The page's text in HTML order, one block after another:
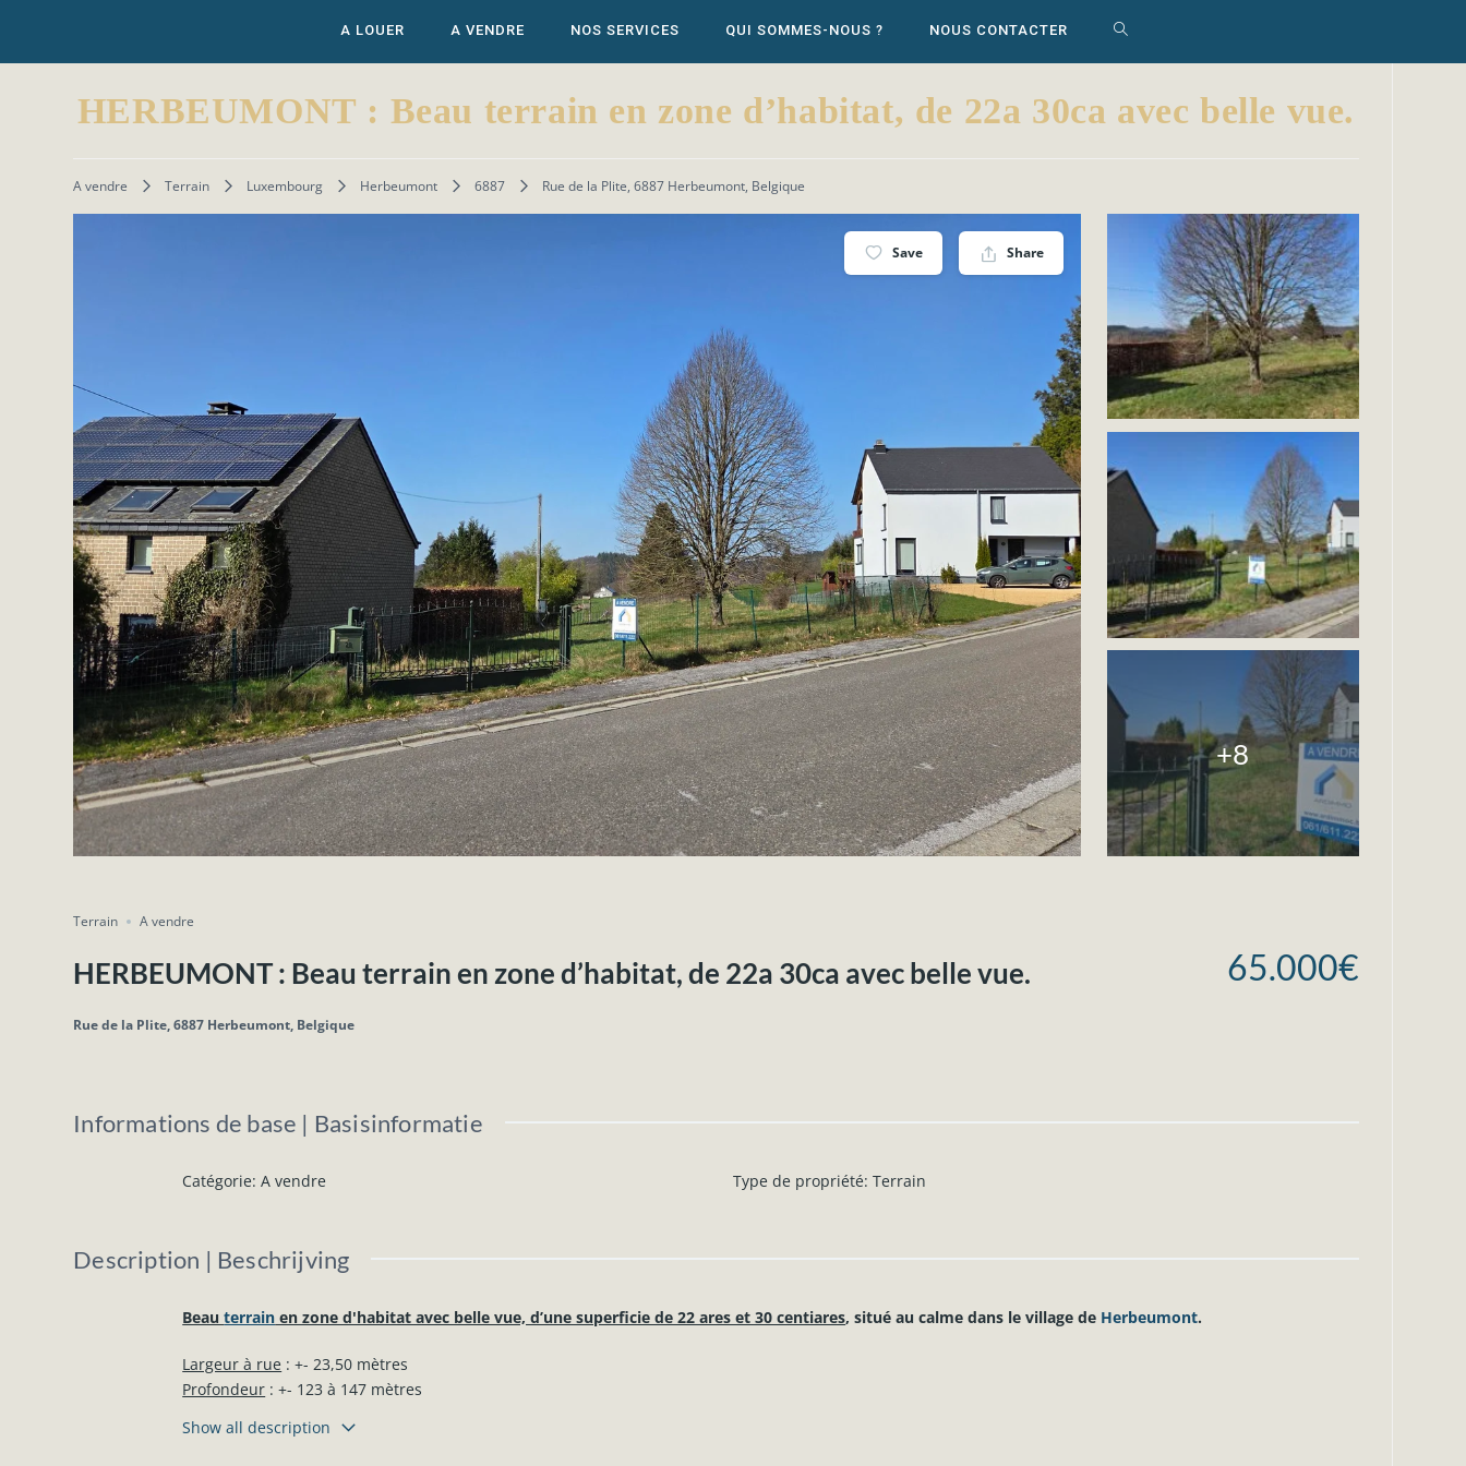
A LOUER A VENDRE NOS SERVICES QUI SOMMES-NOUS ? NOUS CONTACTER TOGGLE
HERBEUMONT : Beau terrain en zone d’habitat, de 22a 30ca avec belle vue.
A vendre Terrain Luxembourg Herbeumont 6887 Rue de la Plite, 6887 Herbeumont, Belgique
Save Share
+8
Terrain A vendre
HERBEUMONT : Beau terrain en zone d’habitat, de 22a 30ca avec belle vue.
Rue de la Plite, 6887 Herbeumont, Belgique
65.000€
Informations de base | Basisinformatie
Catégorie: A vendre Type de propriété: Terrain
Description | Beschrijving
Beauterrain en zone d'habitat avec belle vue, d’une superficie de 22 ares et 30 centiares, situé au calme dans le village de Herbeumont.
Largeur à rue : +- 23,50 mètres
Profondeur : +- 123 à 147 mètres
Eau, électricité et égouts présents dans la rue.
Show all description